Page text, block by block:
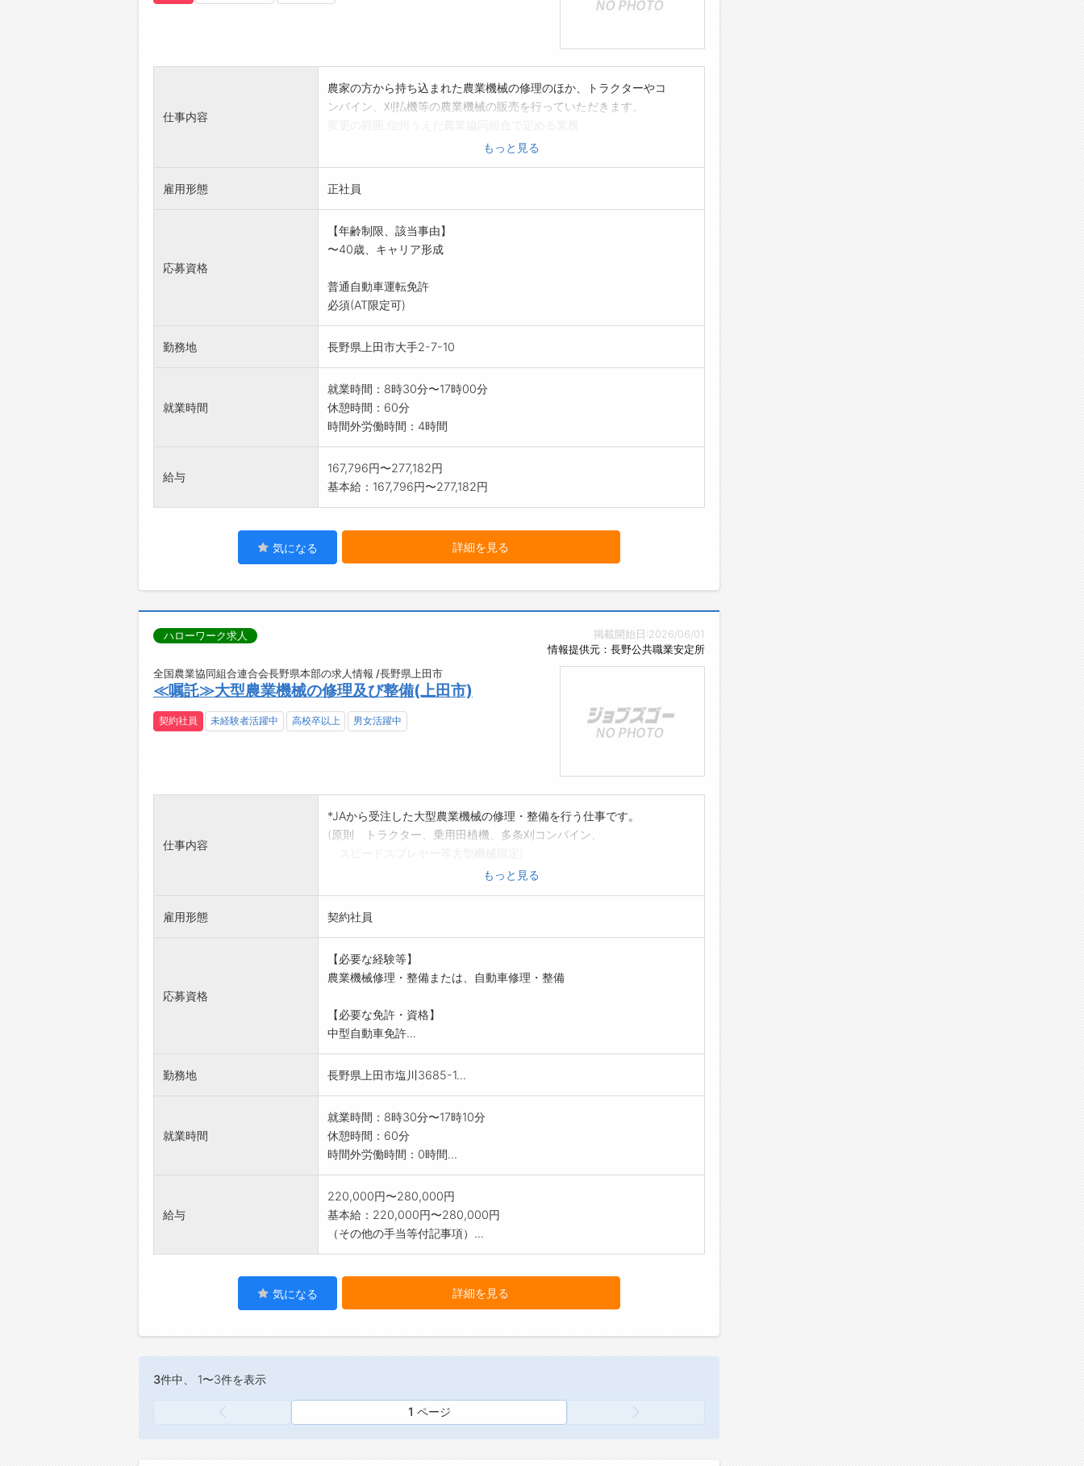
仕事内容
農家の方から持ち込まれた農業機械の修理のほか、トラクターやコ
ンバイン、刈払機等の農業機械の販売を行っていただきます。
もっと見る
雇用形態 正社員
応募資格
【年齢制限、該当事由】
〜40歳、キャリア形成
普通自動車運転免許
必須(AT限定可)
勤務地 長野県上田市大手2-7-10
就業時間
就業時間：8時30分〜17時00分
休憩時間：60分
時間外労働時間：4時間
給与
167,796円〜277,182円
基本給：167,796円〜277,182円
気になる 詳細を見る
掲載開始日:2026/06/01
情報提供元：長野公共職業安定所
ハローワーク求人
全国農業協同組合連合会長野県本部の求人情報 /長野県上田市
≪嘱託≫大型農業機械の修理及び整備(上田市)
契約社員 未経験者活躍中 高校卒以上 男女活躍中
仕事内容
*JAから受注した大型農業機械の修理・整備を行う仕事です。
(原則 トラクター、乗用田植機、多条刈コンバイン、
*キャリアカーによる大型農業機械の県内搬送(引取り・納品)
【変更範囲:なし】
もっと見る
雇用形態 契約社員
応募資格
【必要な経験等】
農業機械修理・整備または、自動車修理・整備
【必要な免許・資格】
中型自動車免許...
勤務地 長野県上田市塩川3685-1...
就業時間
就業時間：8時30分〜17時10分
休憩時間：60分
時間外労働時間：0時間...
給与
220,000円〜280,000円
基本給：220,000円〜280,000円
（その他の手当等付記事項）...
気になる 詳細を見る
3件中、 1〜3件を表示
1 ページ